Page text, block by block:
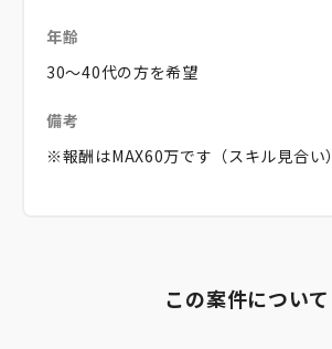
年齢
30～40代の方を希望
備考
※報酬はMAX60万です（スキル見合い）
この案件について